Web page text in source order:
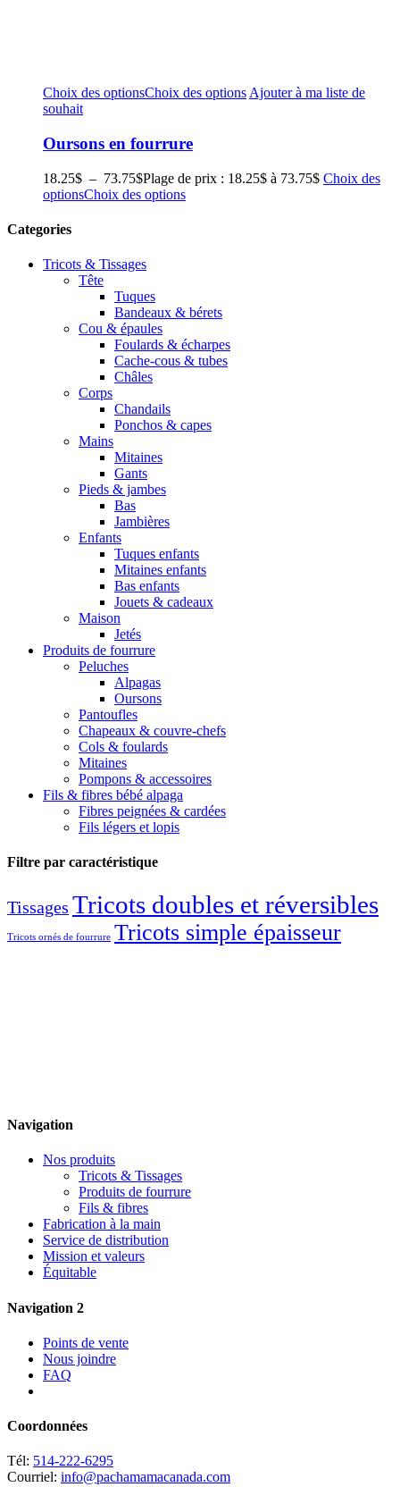
Choix des optionsChoix des options Ajouter à ma liste de
souhait
Oursons en fourrure
18.25$ – 73.75$Plage de prix : 18.25$ à 73.75$ Choix des
optionsChoix des options
Categories
Tricots & Tissages
Tête
Tuques
Bandeaux & bérets
Cou & épaules
Foulards & écharpes
Cache-cous & tubes
Châles
Corps
Chandails
Ponchos & capes
Mains
Mitaines
Gants
Pieds & jambes
Bas
Jambières
Enfants
Tuques enfants
Mitaines enfants
Bas enfants
Jouets & cadeaux
Maison
Jetés
Produits de fourrure
Peluches
Alpagas
Oursons
Pantoufles
Chapeaux & couvre-chefs
Cols & foulards
Mitaines
Pompons & accessoires
Fils & fibres bébé alpaga
Fibres peignées & cardées
Fils légers et lopis
Filtre par caractéristique
Tissages Tricots doubles et réversibles
Tricots ornés de fourrure Tricots simple épaisseur
Navigation
Nos produits
Tricots & Tissages
Produits de fourrure
Fils & fibres
Fabrication à la main
Service de distribution
Mission et valeurs
Équitable
Navigation 2
Points de vente
Nous joindre
FAQ
Coordonnées
Tél: 514-222-6295
Courriel: info@pachamamacanada.com